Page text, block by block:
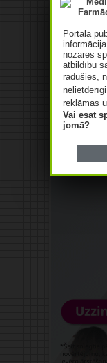
Reklāma
Portālā
nozares
atbildību
radušies,
reklāmas
Vai esat
jomā?